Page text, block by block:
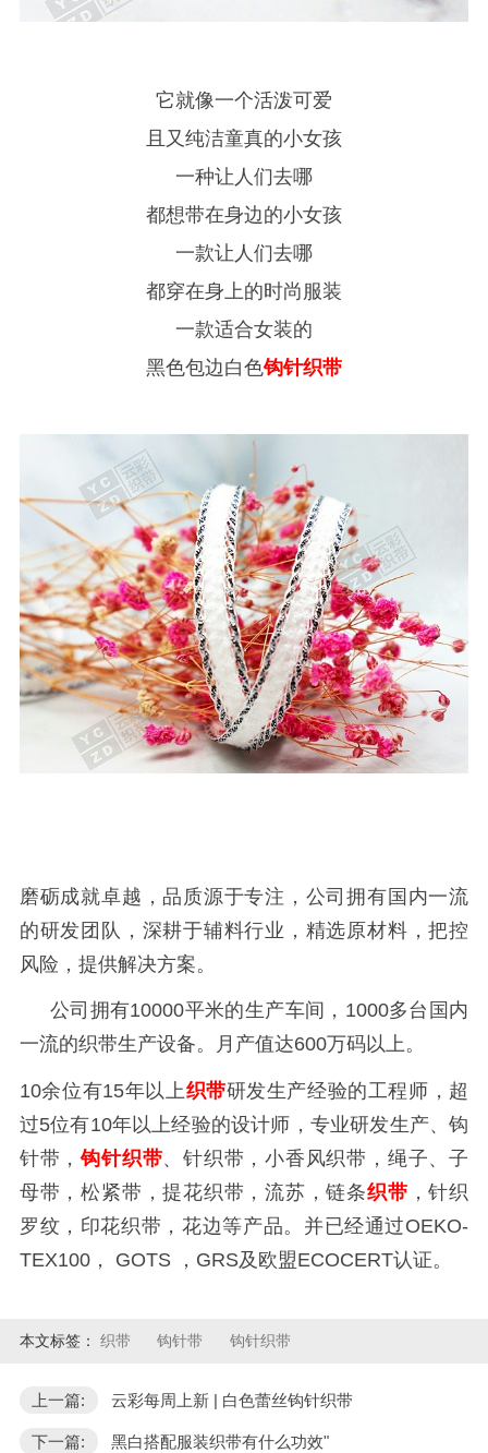
它就像一个活泼可爱
且又纯洁童真的小女孩
一种让人们去哪
都想带在身边的小女孩
一款让人们去哪
都穿在身上的时尚服装
一款适合女装的
黑色包边白色钩针织带
磨砺成就卓越，品质源于专注，公司拥有国内一流
的研发团队 ，深耕于辅料行业 ， 精选原材料，把控
风险，提供解决方案。
公司拥有10000平米的生产车间，1000多台国内
一流的织带生产设备。月产值达600万码以上。
10余位有15年以上织带研发生产经验的工程师， 超
过5位有10年以上经验的设计师，专业研发生产、钩
针带，钩针织带、针织带，小香风织带，绳子、子
母带，松紧带，提花织带，流苏，链条织带 ，针织
罗纹，印花织带，花边等产品。并已经通过OEKO-
TEX100， GOTS ， GRS及 欧盟ECOCERT认证。
本文标签： 织带 钩针带 钩针织带
上一篇: 云彩每周上新 | 白色蕾丝钩针织带
下一篇: 黑白搭配服装织带有什么功效"